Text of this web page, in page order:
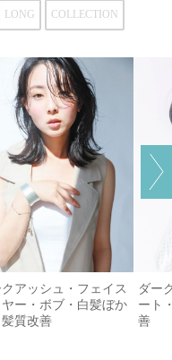
LONG COLLECTION
クアッシュ・フェイス
ヤー・ボブ・白髪ぼか
髪質改善
ダー
ート
善